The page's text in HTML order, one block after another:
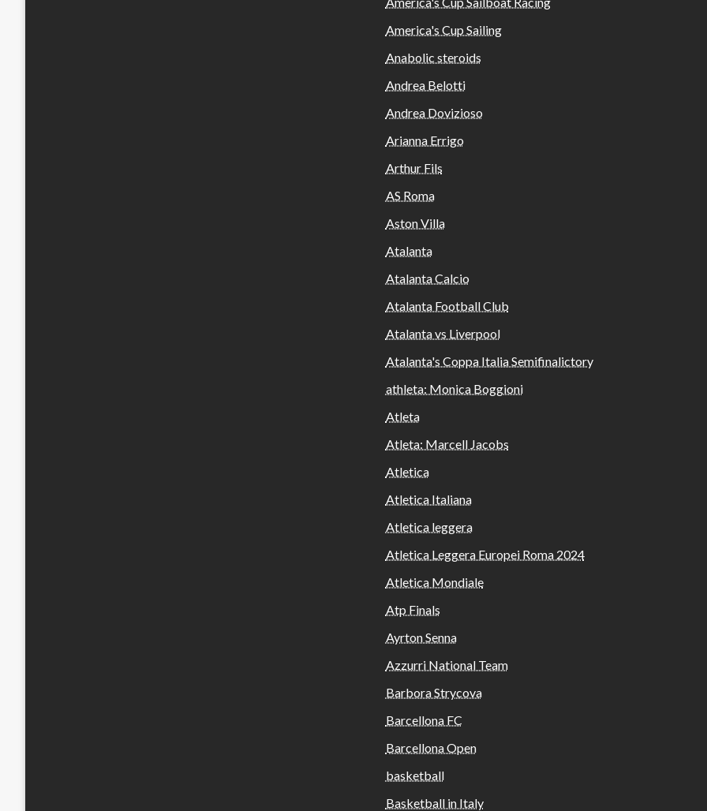
America's Cup Sailing
Anabolic steroids
Andrea Belotti
Andrea Dovizioso
Arianna Errigo
Arthur Fils
AS Roma
Aston Villa
Atalanta
Atalanta Calcio
Atalanta Football Club
Atalanta vs Liverpool
Atalanta's Coppa Italia Semifinalictory
athleta: Monica Boggioni
Atleta
Atleta: Marcell Jacobs
Atletica
Atletica Italiana
Atletica leggera
Atletica Leggera Europei Roma 2024
Atletica Mondiale
Atp Finals
Ayrton Senna
Azzurri National Team
Barbora Strycova
Barcellona FC
Barcellona Open
basketball
Basketball in Italy